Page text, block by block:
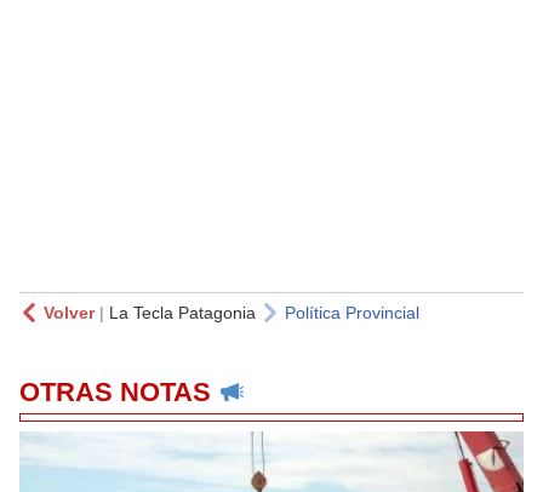
Volver| La Tecla Patagonia Política Provincial
OTRAS NOTAS